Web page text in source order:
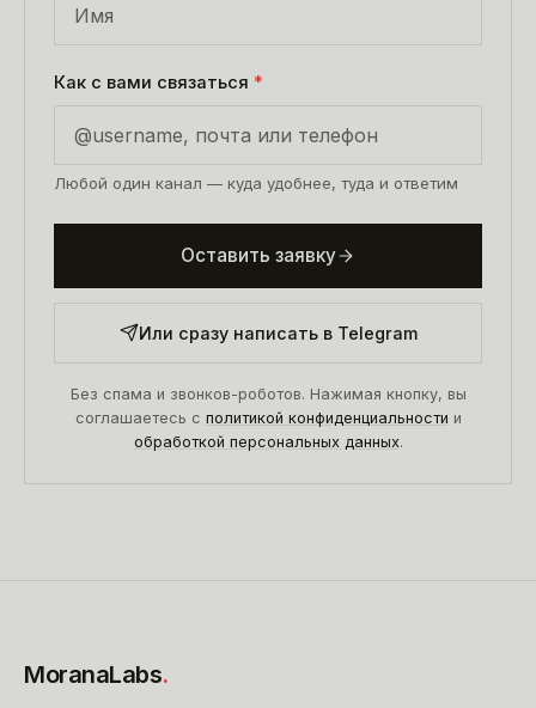
Как с вами связаться *
Любой один канал — куда удобнее, туда и ответим
Оставить заявку
Или сразу написать в Telegram
Без спама и звонков-роботов. Нажимая кнопку, вы
соглашаетесь с политикой конфиденциальности и
обработкой персональных данных.
MoranaLabs.